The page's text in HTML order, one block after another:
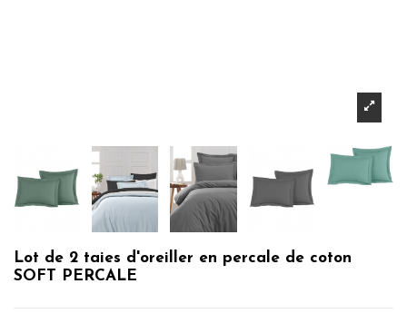
Lot de 2 taies d'oreiller en percale de coton
SOFT PERCALE